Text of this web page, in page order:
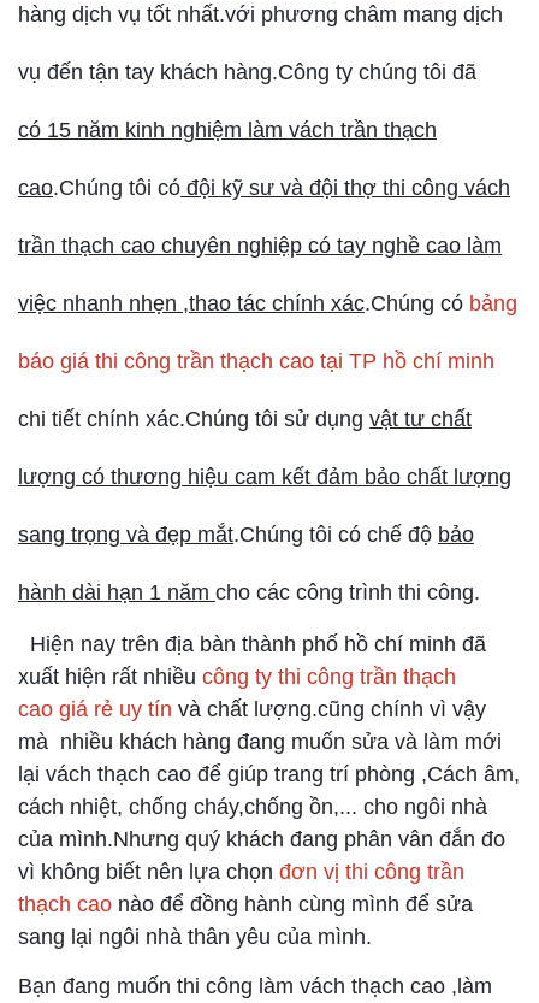
hàng dịch vụ tốt nhất.với phương châm mang dịch
vụ đến tận tay khách hàng.Công ty chúng tôi đã
có 15 năm kinh nghiệm làm vách trần thạch
cao.Chúng tôi có đội kỹ sư và đội thợ thi công vách
trần thạch cao chuyên nghiệp có tay nghề cao làm
việc nhanh nhẹn ,thao tác chính xác.Chúng có bảng
báo giá thi công trần thạch cao tại TP hồ chí minh
chi tiết chính xác.Chúng tôi sử dụng vật tư chất
lượng có thương hiệu cam kết đảm bảo chất lượng
sang trọng và đẹp mắt.Chúng tôi có chế độ bảo
hành dài hạn 1 năm cho các công trình thi công.
Hiện nay trên địa bàn thành phố hồ chí minh đã
xuất hiện rất nhiều công ty thi công trần thạch
cao giá rẻ uy tín và chất lượng.cũng chính vì vậy
mà nhiều khách hàng đang muốn sửa và làm mới
lại vách thạch cao để giúp trang trí phòng ,Cách âm,
cách nhiệt, chống cháy,chống ồn,... cho ngôi nhà
của mình.Nhưng quý khách đang phân vân đắn đo
vì không biết nên lựa chọn đơn vị thi công trần
thạch cao nào để đồng hành cùng mình để sửa
sang lại ngôi nhà thân yêu của mình.
Bạn đang muốn thi công làm vách thạch cao ,làm